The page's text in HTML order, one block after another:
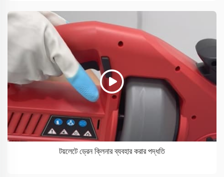
টয়লেটে ড্রেন ক্লিনার ব্যবহার করার পদ্ধতি